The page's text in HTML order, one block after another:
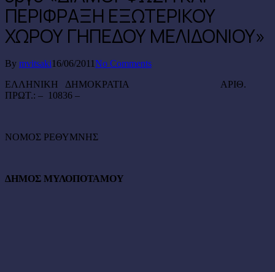
ΠΕΡΙΦΡΑΞΗ ΕΞΩΤΕΡΙΚΟΥ
ΧΩΡΟΥ ΓΗΠΕΔΟΥ ΜΕΛΙΔΟΝΙΟΥ»
By mvitsaki16/06/2011No Comments
ΕΛΛΗΝΙΚΗ ΔΗΜΟΚΡΑΤΙΑ ΑΡΙΘ.
ΠΡΩΤ.: – 10836 –
ΝΟΜΟΣ ΡΕΘΥΜΝΗΣ
ΔΗΜΟΣ ΜΥΛΟΠΟΤΑΜΟΥ